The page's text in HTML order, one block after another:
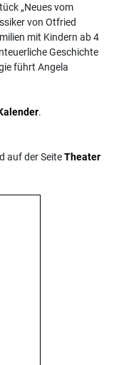
„Neues vom
von Otfried
mit Kindern ab 4
Geschichte
führt Angela
.
auf der SeiteTheater